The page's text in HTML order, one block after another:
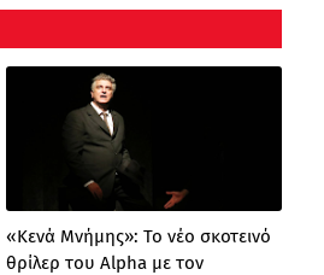
«Κενά Μνήμης»: Το νέο σκοτεινό
θρίλερ του Alpha με τον